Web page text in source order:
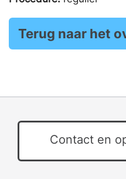
Terug naar het
Contact en